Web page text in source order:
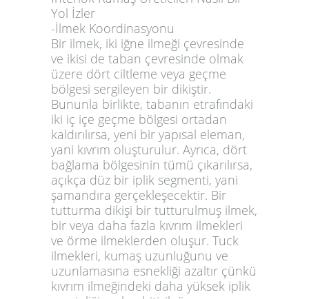
Yol İzler
-İlmek Koordinasyonu
Bir ilmek, iki iğne ilmeği çevresinde
ve ikisi de taban çevresinde olmak
üzere dört ciltleme veya geçme
bölgesi sergileyen bir dikiştir.
Bununla birlikte, tabanın etrafındaki
iki iç içe geçme bölgesi ortadan
kaldırılırsa, yeni bir yapısal eleman,
yani kıvrım oluşturulur. Ayrıca, dört
bağlama bölgesinin tümü çıkarılırsa,
açıkça düz bir iplik segmenti, yani
şamandıra gerçekleşecektir. Bir
tutturma dikişi bir tutturulmuş ilmek,
bir veya daha fazla kıvrım ilmekleri
ve örme ilmeklerden oluşur. Tuck
ilmekleri, kumaş uzunluğunu ve
uzunlamasına esnekliği azaltır çünkü
kıvrım ilmeğindeki daha yüksek iplik